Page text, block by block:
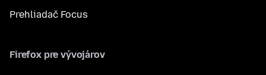
Prehliadač Focus
Firefox pre vývojárov